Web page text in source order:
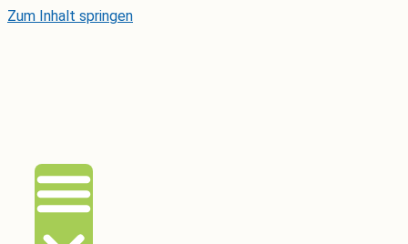
Zum Inhalt springen